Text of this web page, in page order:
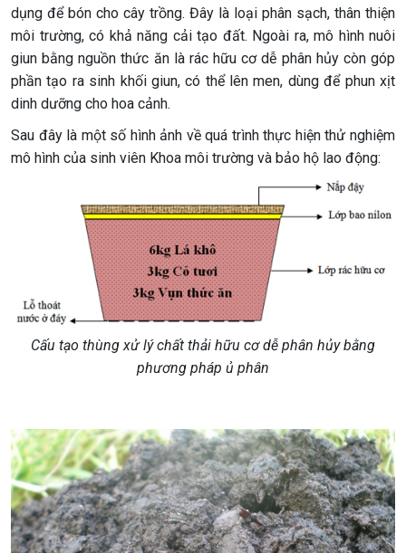
dụng để bón cho cây trồng. Đây là loại phân sạch, thân thiện
môi trường, có khả năng cải tạo đất. Ngoài ra, mô hình nuôi
giun bằng nguồn thức ăn là rác hữu cơ dễ phân hủy còn góp
phần tạo ra sinh khối giun, có thể lên men, dùng để phun xịt
dinh dưỡng cho hoa cảnh.
Sau đây là một số hình ảnh về quá trình thực hiện thử nghiệm
mô hình của sinh viên Khoa môi trường và bảo hộ lao động:
Cấu tạo thùng xử lý chất thải hữu cơ dễ phân hủy bằng
phương pháp ủ phân